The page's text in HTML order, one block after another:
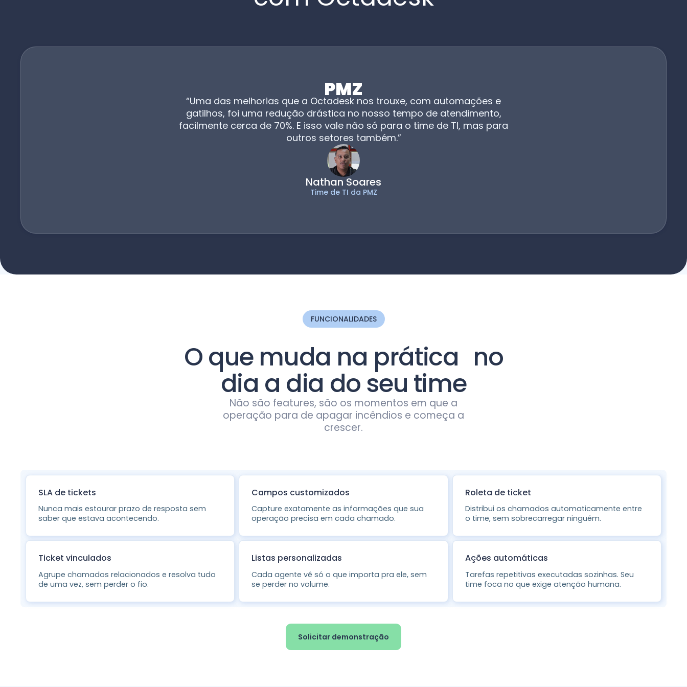
“Uma das melhorias que a Octadesk nos trouxe, com automações e
gatilhos, foi uma redução drástica no nosso tempo de atendimento,
facilmente cerca de 70%. E isso vale não só para o time de TI, mas para
outros setores também.”
Nathan Soares
Time de TI da PMZ
FUNCIONALIDADES
O que muda na prática no
dia a dia do seu time
Não são features, são os momentos em que a
operação para de apagar incêndios e começa a
crescer.
SLA de tickets
Nunca mais estourar prazo de resposta sem
saber que estava acontecendo.
Campos customizados
Capture exatamente as informações que sua
operação precisa em cada chamado.
Roleta de ticket
Distribui os chamados automaticamente entre
o time, sem sobrecarregar ninguém.
Ticket vinculados
Agrupe chamados relacionados e resolva tudo
de uma vez, sem perder o fio.
Listas personalizadas
Cada agente vê só o que importa pra ele, sem
se perder no volume.
Ações automáticas
Tarefas repetitivas executadas sozinhas. Seu
time foca no que exige atenção humana.
Solicitar demonstração